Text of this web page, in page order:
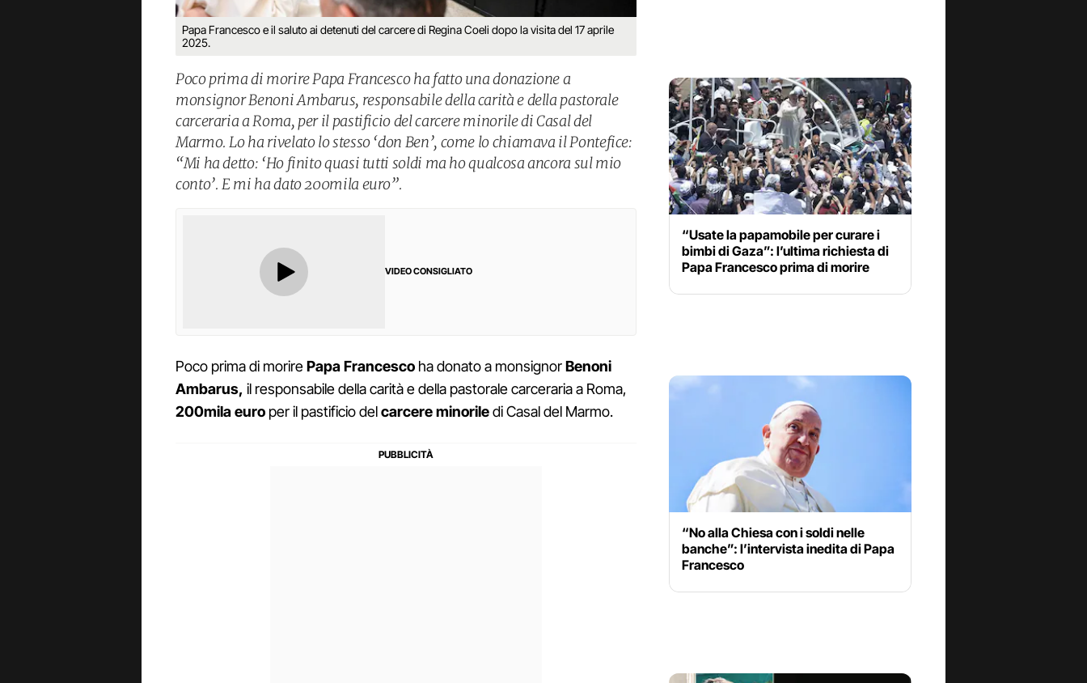
Papa Francesco e il saluto ai detenuti del carcere di Regina Coeli dopo la visita del 17 aprile
2025.
Poco prima di morire Papa Francesco ha fatto una donazione a
monsignor Benoni Ambarus, responsabile della carità e della pastorale
carceraria a Roma, per il pastificio del carcere minorile di Casal del
Marmo. Lo ha rivelato lo stesso ‘don Ben’, come lo chiamava il Pontefice:
“Mi ha detto: ‘Ho finito quasi tutti soldi ma ho qualcosa ancora sul mio
conto’. E mi ha dato 200mila euro”.
VIDEO CONSIGLIATO
Poco prima di morirePapa Francesco ha donato a monsignorBenoni
Ambarus, il responsabile della carità e della pastorale carceraria a Roma,
200mila euro per il pastificio delcarcere minoriledi Casal del Marmo.
“Usate la papamobile per curare i
bimbi di Gaza”: l’ultima richiesta di
Papa Francesco prima di morire
“No alla Chiesa con i soldi nelle
banche”: l’intervista inedita di Papa
Francesco